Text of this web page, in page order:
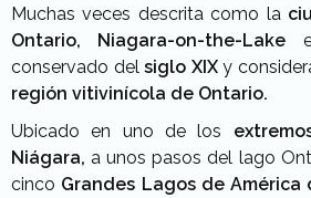
Muchas veces descrita como la
Ontario,
Niagara-on-the-Lake
conservado delsiglo XIXy
región vitivinícola de Ontario.
Ubicado en uno de los
Niágara, a unos pasos del lago
cinco Grandes Lagos de América